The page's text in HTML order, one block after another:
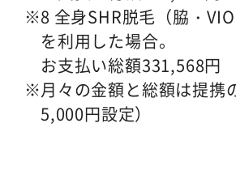
8 全身SHR脱毛（脇・
を利用した場合。
お支払い総額331,568円
月々の金額と総額は提携
5,000円設定）